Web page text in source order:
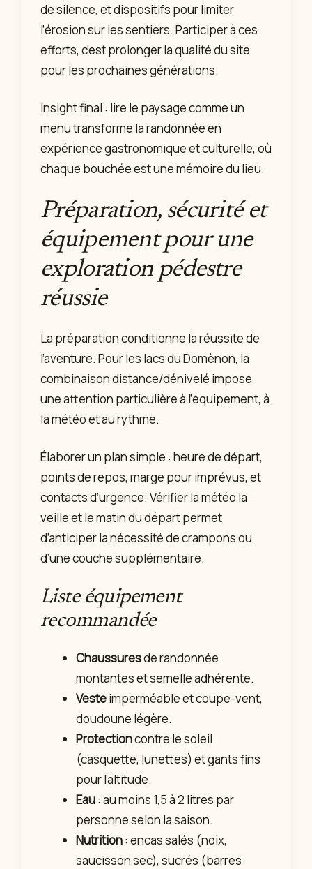
de silence, et dispositifs pour limiter
l’érosion sur les sentiers. Participer à ces
efforts, c’est prolonger la qualité du site
pour les prochaines générations.
Insight final : lire le paysage comme un
menu transforme la randonnée en
expérience gastronomique et culturelle, où
chaque bouchée est une mémoire du lieu.
Préparation, sécurité et
équipement pour une
exploration pédestre
réussie
La préparation conditionne la réussite de
l’aventure. Pour les lacs du Domènon, la
combinaison distance/dénivelé impose
une attention particulière à l’équipement, à
la météo et au rythme.
Élaborer un plan simple : heure de départ,
points de repos, marge pour imprévus, et
contacts d’urgence. Vérifier la météo la
veille et le matin du départ permet
d’anticiper la nécessité de crampons ou
d’une couche supplémentaire.
Liste équipement
recommandée
Chaussuresde randonnée
montantes et semelle adhérente.
Vesteimperméable et coupe-vent,
doudoune légère.
Protectioncontre le soleil
(casquette, lunettes) et gants fins
pour l’altitude.
Eau: au moins 1,5 à 2 litres par
personne selon la saison.
Nutrition: encas salés (noix,
saucisson sec), sucrés (barres